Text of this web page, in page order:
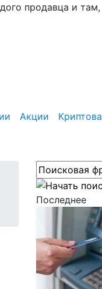
продавца и там,
Акции
Последнее